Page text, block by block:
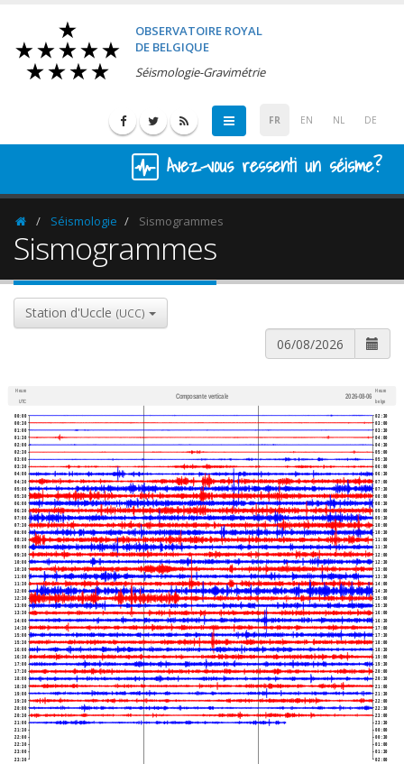
OBSERVATOIRE ROYAL
DE BELGIQUE
Séismologie-Gravimétrie
FR EN NL DE
Avez-vous ressenti un séisme?
HomepageSéismologie Sismogrammes
Sismogrammes
Station d'Uccle (UCC)
Heure
UTC
Composante verticale 2026-08-06
Heure
belge
00:00
00:30
01:00
01:30
02:00
02:30
03:00
03:30
04:00
04:30
05:00
05:30
06:00
06:30
07:00
07:30
08:00
08:30
09:00
09:30
10:00
10:30
11:00
11:30
12:00
12:30
13:00
13:30
14:00
14:30
15:00
15:30
16:00
16:30
17:00
17:30
18:00
18:30
19:00
19:30
20:00
20:30
21:00
21:30
22:00
22:30
23:00
23:30
02:30
03:00
03:30
04:00
04:30
05:00
05:30
06:00
06:30
07:00
07:30
08:00
08:30
09:00
09:30
10:00
10:30
11:00
11:30
12:00
12:30
13:00
13:30
14:00
14:30
15:00
15:30
16:00
16:30
17:00
17:30
18:00
18:30
19:00
19:30
20:00
20:30
21:00
21:30
22:00
22:30
23:00
23:30
00:00
00:30
01:00
01:30
02:00